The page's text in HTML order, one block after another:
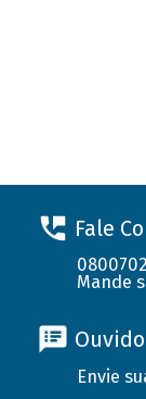
Fale
Mande
Envie